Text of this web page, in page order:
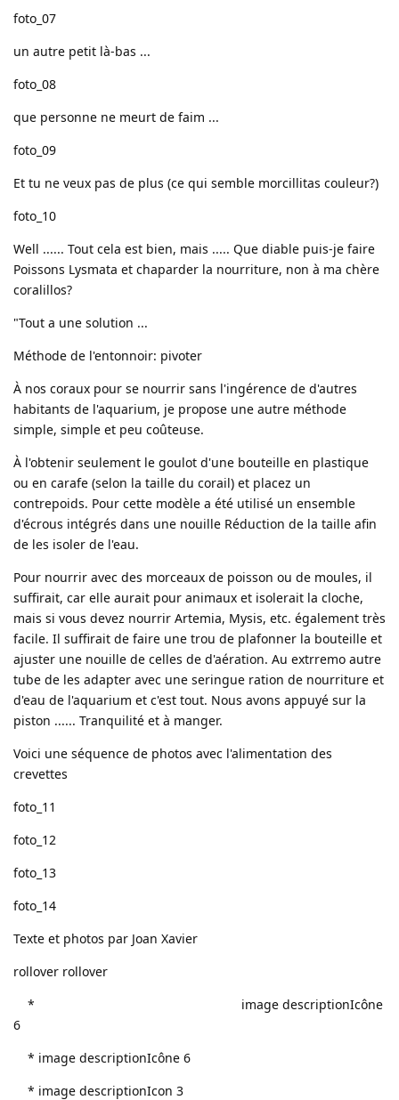
foto_07
un autre petit là-bas ...
foto_08
que personne ne meurt de faim ...
foto_09
Et tu ne veux pas de plus (ce qui semble morcillitas couleur?)
foto_10
Well ...... Tout cela est bien, mais ..... Que diable puis-je faire
Poissons Lysmata et chaparder la nourriture, non à ma chère
coralillos?
"Tout a une solution ...
Méthode de l'entonnoir: pivoter
À nos coraux pour se nourrir sans l'ingérence de d'autres
habitants de l'aquarium, je propose une autre méthode
simple, simple et peu coûteuse.
À l'obtenir seulement le goulot d'une bouteille en plastique
ou en carafe (selon la taille du corail) et placez un
contrepoids. Pour cette modèle a été utilisé un ensemble
d'écrous intégrés dans une nouille Réduction de la taille afin
de les isoler de l'eau.
Pour nourrir avec des morceaux de poisson ou de moules, il
suffirait, car elle aurait pour animaux et isolerait la cloche,
mais si vous devez nourrir Artemia, Mysis, etc. également très
facile. Il suffirait de faire une trou de plafonner la bouteille et
ajuster une nouille de celles de d'aération. Au extrremo autre
tube de les adapter avec une seringue ration de nourriture et
d'eau de l'aquarium et c'est tout. Nous avons appuyé sur la
piston ...... Tranquilité et à manger.
Voici une séquence de photos avec l'alimentation des
crevettes
foto_11
foto_12
foto_13
foto_14
Texte et photos par Joan Xavier
rollover rollover
* image descriptionIcône
6
* image descriptionIcône 6
* image descriptionIcon 3